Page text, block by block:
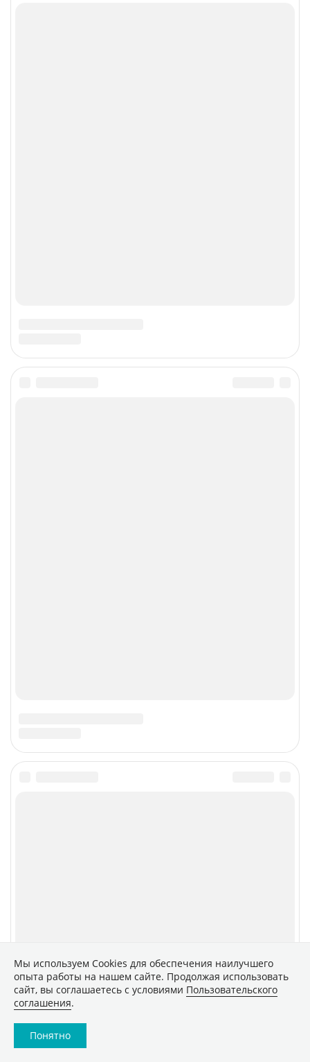
Мы используем Сookies для обеспечения наилучшего
опыта работы на нашем сайте. Продолжая использовать
сайт, вы соглашаетесь с условиями Пользовательского
соглашения.
Понятно